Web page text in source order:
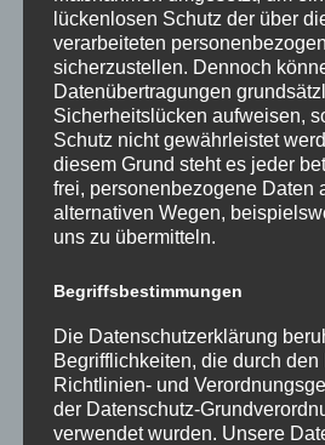
lückenlosen Schutz der über
verarbeiteten
sicherzustellen. Dennoch
Datenübertragungen
Sicherheitslücken aufweisen,
Schutz nicht gewährleistet
diesem Grund steht es jeder
frei, personenbezogene Daten
alternativen Wegen,
uns zu übermitteln.
Begriffsbestimmungen
Die Datenschutzerklärung
Begrifflichkeiten, die durch
Richtlinien- und
der Datenschutz-
verwendet wurden. Unsere